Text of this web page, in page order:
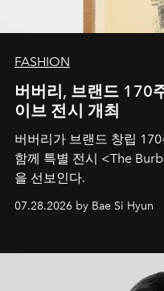
FASHION
버버리, 브랜드 170
이브 전시 개최
버버리가 브랜드 창립
함께 특별 전시 <The
을 선보인다.
07.28.2026 by Bae Si Hyun